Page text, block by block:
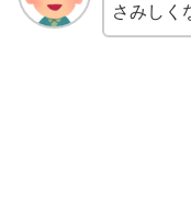
さみしく